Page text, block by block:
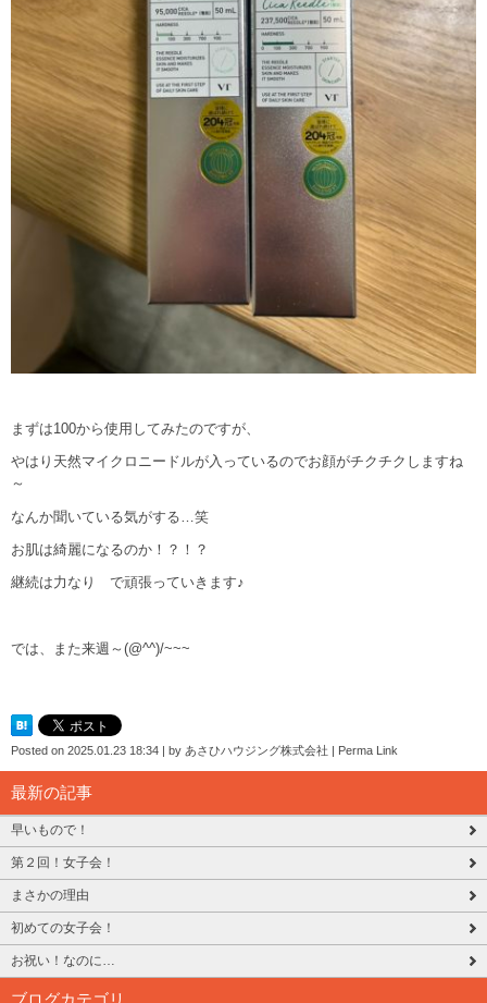
まずは100から使用してみたのですが、
やはり天然マイクロニードルが入っているのでお顔がチクチクしますね
～
なんか聞いている気がする…笑
お肌は綺麗になるのか！？！？
継続は力なり で頑張っていきます♪
では、また来週～(@^^)/~~~
Posted on 2025.01.23 18:34 by あさひハウジング株式会社 Perma Link
最新の記事
早いもので！
第２回！女子会！
まさかの理由
初めての女子会！
お祝い！なのに…